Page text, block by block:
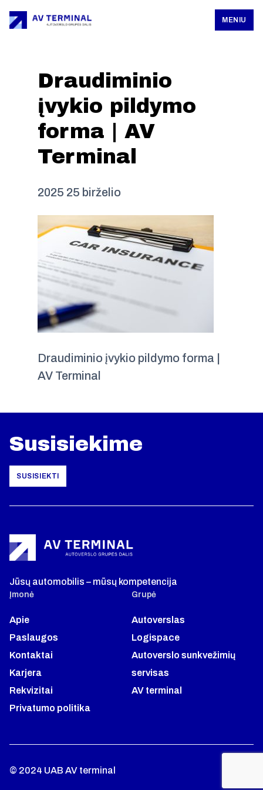
MENIU
Draudiminio
įvykio pildymo
forma | AV
Terminal
2025 25 birželio
Draudiminio įvykio pildymo forma |
AV Terminal
Susisiekime
SUSISIEKTI
Jūsų automobilis – mūsų kompetencija
Įmonė
Apie
Paslaugos
Kontaktai
Karjera
Rekvizitai
Privatumo politika
Grupė
Autoverslas
Logispace
Autoverslo sunkvežimių
servisas
AV terminal
© 2024 UAB AV terminal